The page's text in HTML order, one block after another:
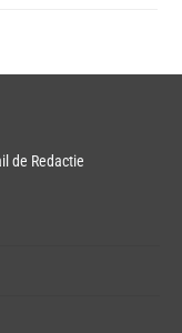
de Redactie